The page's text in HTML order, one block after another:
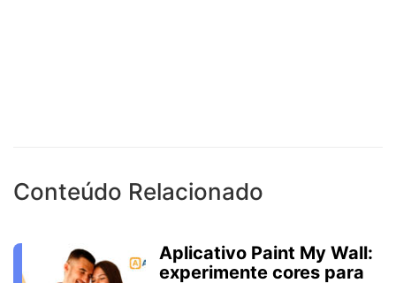
Conteúdo Relacionado
Aplicativo Paint My Wall:
experimente cores para